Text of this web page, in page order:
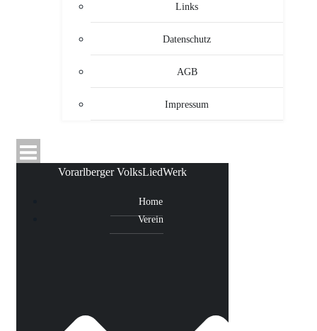
Links
Datenschutz
AGB
Impressum
Vorarlberger VolksLiedWerk
Home
Verein